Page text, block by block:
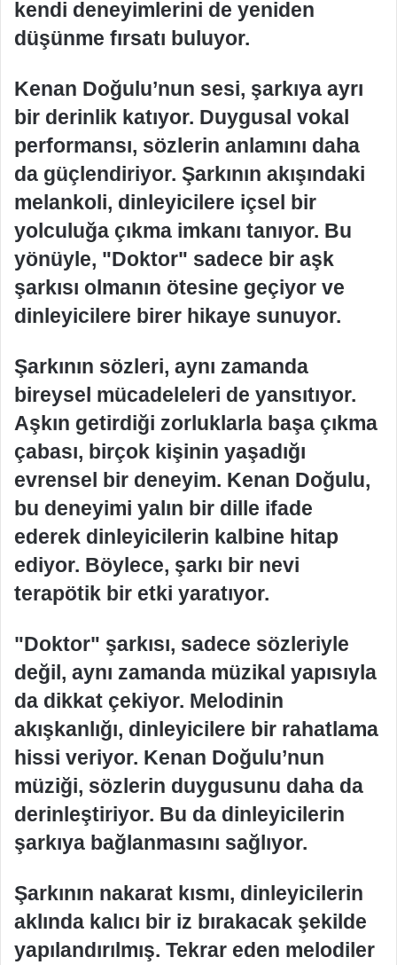
kendi deneyimlerini de yeniden
düşünme fırsatı buluyor.
Kenan Doğulu’nun sesi, şarkıya ayrı
bir derinlik katıyor. Duygusal vokal
performansı, sözlerin anlamını daha
da güçlendiriyor. Şarkının akışındaki
melankoli, dinleyicilere içsel bir
yolculuğa çıkma imkanı tanıyor. Bu
yönüyle, "Doktor" sadece bir aşk
şarkısı olmanın ötesine geçiyor ve
dinleyicilere birer hikaye sunuyor.
Şarkının sözleri, aynı zamanda
bireysel mücadeleleri de yansıtıyor.
Aşkın getirdiği zorluklarla başa çıkma
çabası, birçok kişinin yaşadığı
evrensel bir deneyim. Kenan Doğulu,
bu deneyimi yalın bir dille ifade
ederek dinleyicilerin kalbine hitap
ediyor. Böylece, şarkı bir nevi
terapötik bir etki yaratıyor.
"Doktor" şarkısı, sadece sözleriyle
değil, aynı zamanda müzikal yapısıyla
da dikkat çekiyor. Melodinin
akışkanlığı, dinleyicilere bir rahatlama
hissi veriyor. Kenan Doğulu’nun
müziği, sözlerin duygusunu daha da
derinleştiriyor. Bu da dinleyicilerin
şarkıya bağlanmasını sağlıyor.
Şarkının nakarat kısmı, dinleyicilerin
aklında kalıcı bir iz bırakacak şekilde
yapılandırılmış. Tekrar eden melodiler